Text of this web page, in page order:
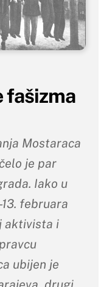
fašizma
Mostaraca
je par
Iako u
februara
aktivista i
ubijen je